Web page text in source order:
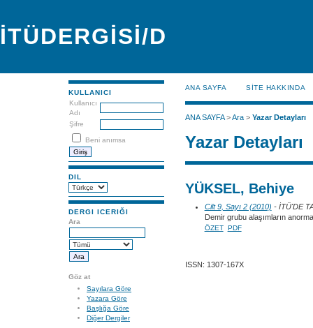
İTÜDERGİSİ/D
KULLANICI
Kullanıcı
Adı
Şifre
Beni anımsa
DIL
DERGI ICERIĞI
Ara
Göz at
Sayılara Göre
Yazara Göre
Başlığa Göre
Diğer Dergiler
ANA SAYFA SİTE HAKKINDA
ANA SAYFA>Ara> Yazar Detayları
Yazar Detayları
YÜKSEL, Behiye
Cilt 9, Sayı 2 (2010) - İTÜ'DE
Demir grubu alaşımların
ÖZET PDF
ISSN: 1307-167X